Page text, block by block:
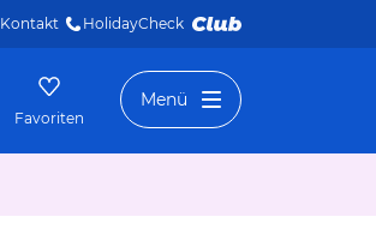
Kontakt HolidayCheck
Favoriten
Menü